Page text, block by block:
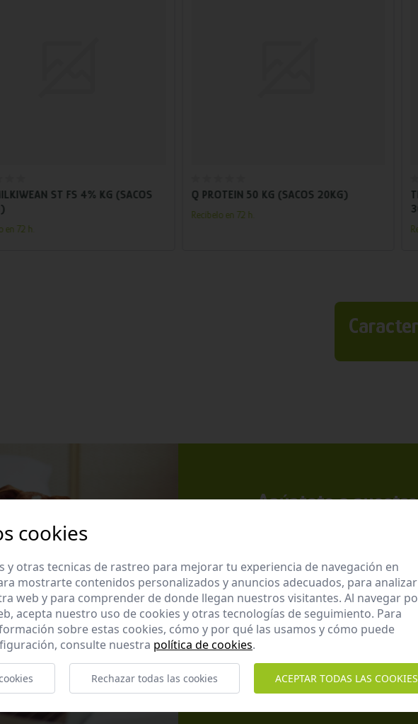
ST FS 4% KG (SACOS
en 72 h.
Q PROTEIN 50 KG (SACOS 20KG)
Recíbelo en 72 h.
Apúntate a
Suscríbete a nuestra newsletter
Enviar
cookies
y otras tecnicas de rastreo para mejorar tu experiencia de navegación en
mostrarte contenidos personalizados y anuncios adecuados, para
web y para comprender de donde llegan nuestros visitantes. Al navegar
acepta nuestro uso de cookies y otras tecnologías de seguimiento. Para
sobre estas cookies, cómo y por qué las usamos y cómo puede
consulte nuestra política de cookies.
Rechazar todas las cookies ACEPTAR TODAS LAS COOKIES